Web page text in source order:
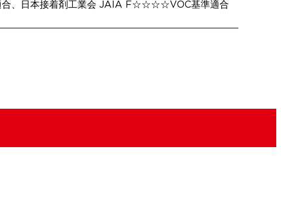
合、日本接着剤工業会 JAIA F☆☆☆☆VOC基準適合